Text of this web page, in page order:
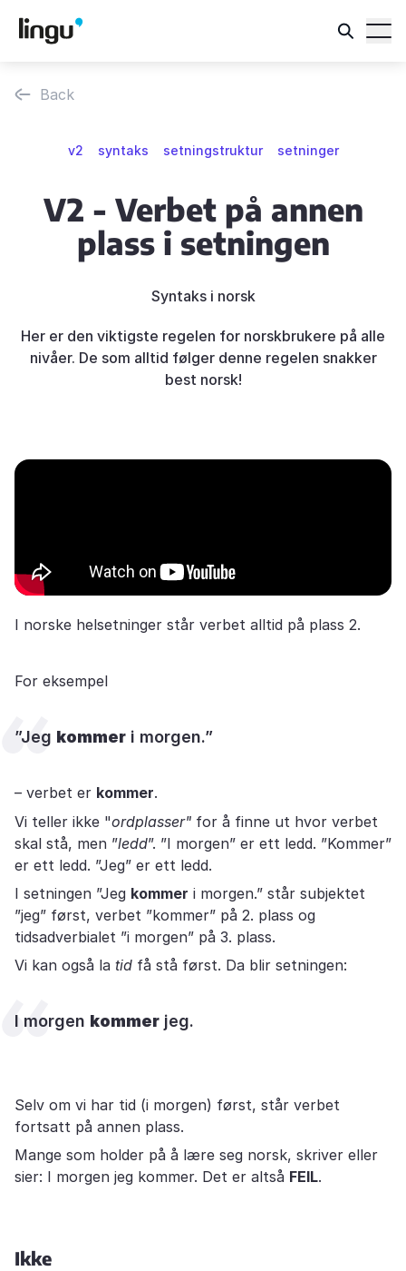
Back
v2 syntaks setningstruktur setninger
V2 - Verbet på annen
plass i setningen
Syntaks i norsk
Her er den viktigste regelen for norskbrukere på alle
nivåer. De som alltid følger denne regelen snakker
best norsk!
I norske helsetninger står verbet alltid på plass 2.
For eksempel
”Jeg kommer i morgen.”
– verbet er kommer.
Vi teller ikke "ordplasser" for å finne ut hvor verbet
skal stå, men ”ledd”. ”I morgen” er ett ledd. ”Kommer”
er ett ledd. ”Jeg” er ett ledd.
I setningen ”Jeg kommer i morgen.” står subjektet
”jeg” først, verbet ”kommer” på 2. plass og
tidsadverbialet ”i morgen” på 3. plass.
Vi kan også la tid få stå først. Da blir setningen:
I morgen kommer jeg.
Selv om vi har tid (i morgen) først, står verbet
fortsatt på annen plass.
Mange som holder på å lære seg norsk, skriver eller
sier: I morgen jeg kommer. Det er altså FEIL.
Ikke